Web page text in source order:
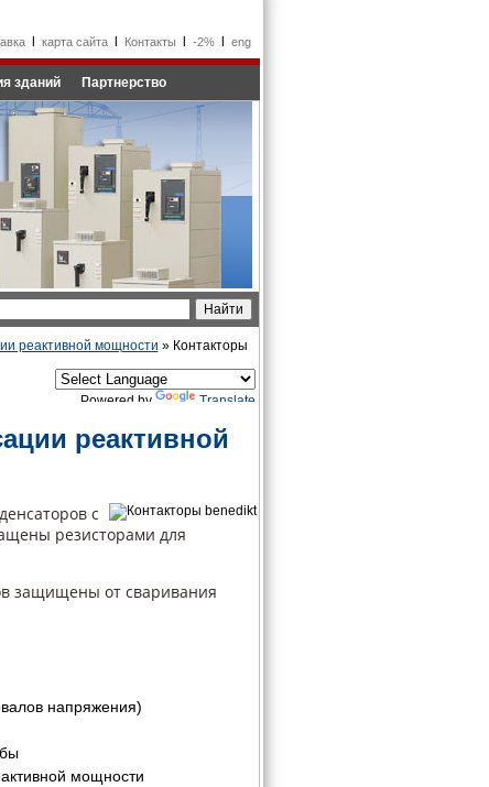
l карта сайтаl Контакты -2%l eng
зданий Партнерство
реактивной мощности » Контакторы
Powered by Translate
реактивной
с
резисторами для
защищены от cваривания
напряжения)
мощности